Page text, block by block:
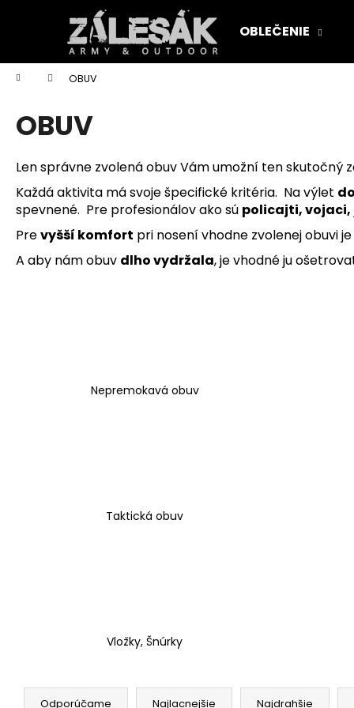
OBLEČENIE
Domov OBUV
OBUV
Len správne zvolená obuv Vám umožní ten
Každá aktivita má svoje špecifické kritéria. Na výlet
spevnené. Pre profesionálov ako sú policajti, vojaci,
Prevyšší komfort pri nosení vhodne zvolenej obuvi
A aby nám obuv dlho vydržala, je vhodné ju
Nepremokavá obuv
Taktická obuv
Vložky, Šnúrky
R
Odporúčame Najlacnejšie Najdrahšie
í
Späť
do
obchodu
Späť
do
obchodu